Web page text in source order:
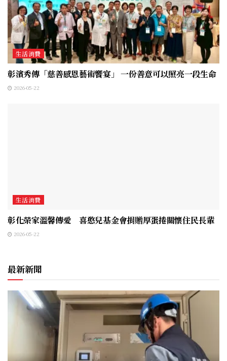
生活消費
彰濱秀傳「慈善感恩藝術饗宴」 一份善意可以照亮一段生命
2026-05-22
生活消費
彰化榮家溫馨傳愛 喜憨兒基金會捐贈厚蛋捲關懷住民長輩
2026-05-22
最新新聞